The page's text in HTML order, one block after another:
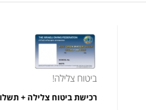
ביטוח צלילה!
רכישת ביטוח צלילה +